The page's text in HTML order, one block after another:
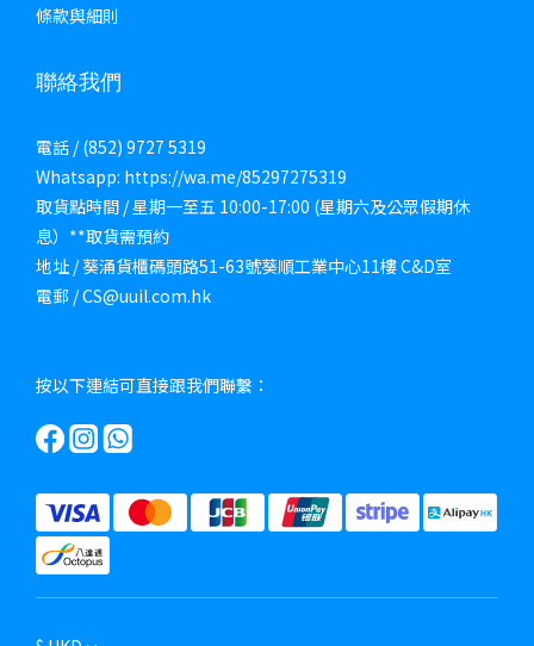
條款與細則
聯絡我們
電話 / (852) 9727 5319
Whatsapp: https://wa.me/85297275319
取貨點時間 / 星期一至五 10:00-17:00 (星期六及公眾假期休
息）**取貨需預約
地址 / 葵涌貨櫃碼頭路51-63號葵順工業中心11樓 C&D室
電郵 / CS@uuil.com.hk
按以下連結可直接跟我們聯繫：